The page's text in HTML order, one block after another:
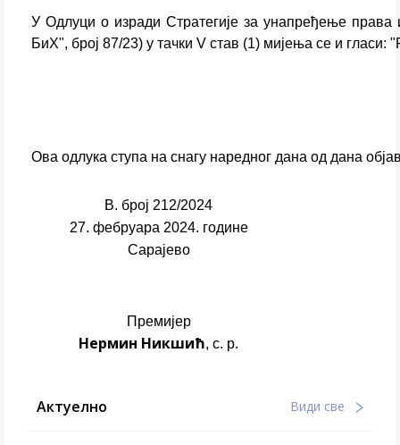
У Одлуци о изради Стратегије за унапређење
БиХ", број 87/23) у тачки V став (1) мијења се и гласи:
Ова одлука ступа на снагу наредног дана од дана
В. број 212/2024
27. фебруара 2024. године
Сарајево
Премијер
Нермин Никшић, с. р.
Актуелно Види све